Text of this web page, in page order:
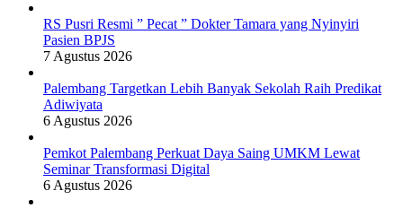
RS Pusri Resmi ” Pecat ” Dokter Tamara yang Nyinyiri
Pasien BPJS
7 Agustus 2026
Palembang Targetkan Lebih Banyak Sekolah Raih Predikat
Adiwiyata
6 Agustus 2026
Pemkot Palembang Perkuat Daya Saing UMKM Lewat
Seminar Transformasi Digital
6 Agustus 2026